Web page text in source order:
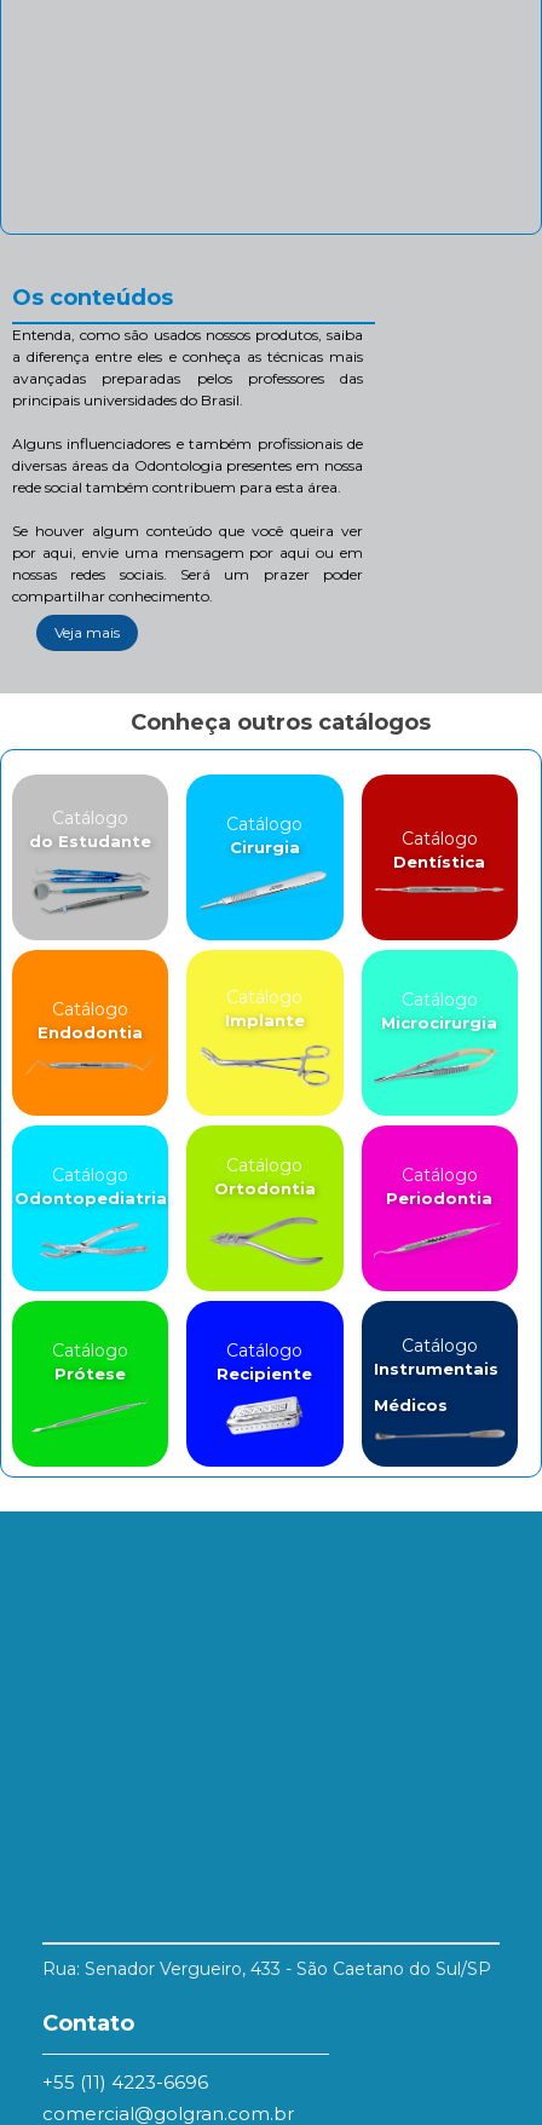
Os conteúdos
Entenda, como são usados nossos produtos, saiba
a diferença entre eles e conheça as técnicas mais
avançadas preparadas pelos professores das
principais universidades do Brasil.
Alguns influenciadores e também profissionais de
diversas áreas da Odontologia presentes em nossa
rede social também contribuem para esta área.
Se houver algum conteúdo que você queira ver
por aqui, envie uma mensagem por aqui ou em
nossas redes sociais. Será um prazer poder
compartilhar conhecimento.
Veja mais
Conheça outros catálogos
Catálogo
do Estudante
Catálogo
Cirurgia Catálogo
Dentística
Catálogo
Endodontia
Catálogo
Implante
Catálogo
Microcirurgia
Catálogo
Odontopediatria
Catálogo
Ortodontia
Catálogo
Periodontia
Catálogo
Prótese
Catálogo
Recipiente
Catálogo
Instrumentais
Médicos
Rua: Senador Vergueiro, 433 - São Caetano do Sul/SP
Contato
+55 (11) 4223-6696
comercial@golgran.com.br